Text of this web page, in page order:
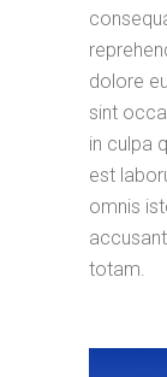
dolore
sint
in culpa
est
omnis
totam.